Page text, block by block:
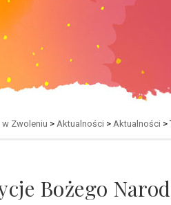
w Zwoleniu > Aktualności > Aktualności >
Bożego